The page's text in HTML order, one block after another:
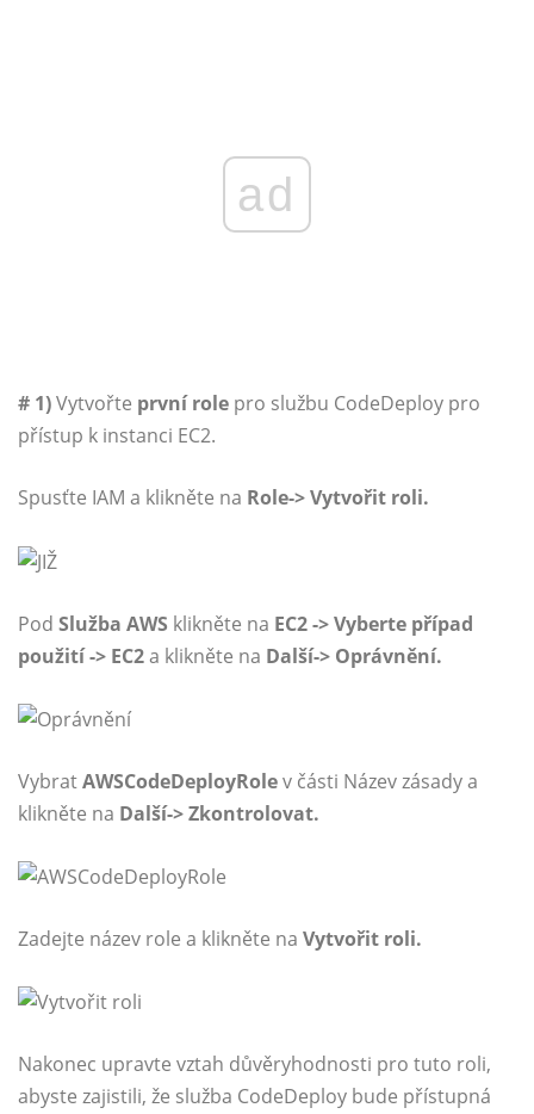
ad
# 1)Vytvořte první role pro službu CodeDeploy pro
přístup k instanci EC2.
Spusťte IAM a klikněte na Role-> Vytvořit roli.
Pod Služba AWS klikněte na EC2 -> Vyberte případ
použití -> EC2a klikněte na Další-> Oprávnění.
VybratAWSCodeDeployRolev části Název zásady a
klikněte na Další-> Zkontrolovat.
Zadejte název role a klikněte na Vytvořit roli.
Nakonec upravte vztah důvěryhodnosti pro tuto roli,
abyste zajistili, že služba CodeDeploy bude přístupná